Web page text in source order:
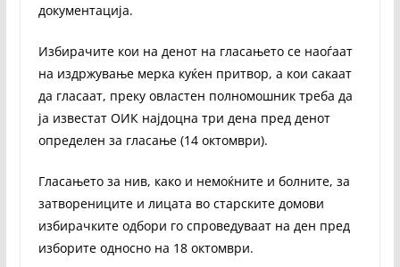
документација.
Избирачите кои на денот на гласањето се наоѓаат
на издржување мерка куќен притвор, а кои сакаат
да гласаат, преку овластен полномошник треба да
ја известат ОИК најдоцна три дена пред денот
определен за гласање (14 октомври).
Гласањето за нив, како и немоќните и болните, за
затворениците и лицата во старските домови
избирачките одбори го спроведуваат на ден пред
изборите односно на 18 октомври.